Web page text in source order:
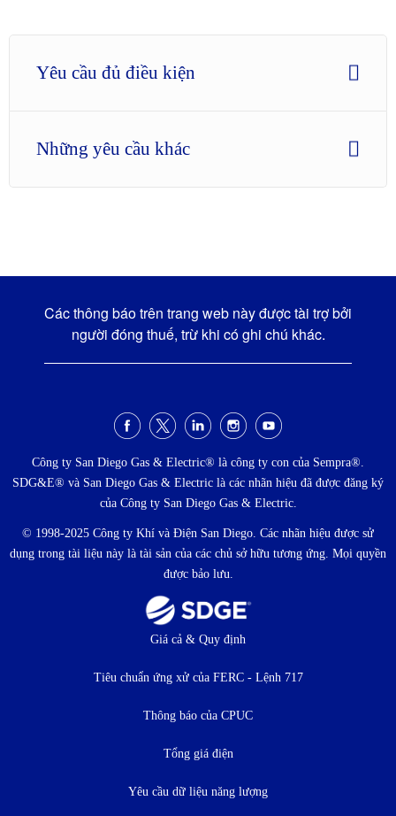
Yêu cầu đủ điều kiện
Những yêu cầu khác
Các thông báo trên trang web này được tài trợ bởi
người đóng thuế, trừ khi có ghi chú khác.
xãCông ty San Diego Gas & Electric® là công ty con của Sempra®.
SDG&E® và San Diego Gas & Electric là các nhãn hiệu đã được đăng ký
của Công ty San Diego Gas & Electric.
© 1998-2025 Công ty Khí và Điện San Diego. Các nhãn hiệu được sử
dụng trong tài liệu này là tài sản của các chủ sở hữu tương ứng. Mọi quyền
được bảo lưu.
Giá cả & Quy định
Tiêu chuẩn ứng xử của FERC - Lệnh 717
Thông báo của CPUC
Tổng giá điện
Yêu cầu dữ liệu năng lượng